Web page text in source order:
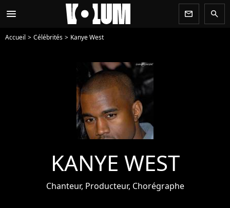
menu newsletter search
Accueil Célébrités Kanye West
KANYE WEST
Chanteur, Producteur, Chorégraphe